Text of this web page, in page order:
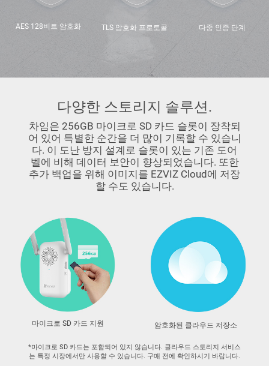
AES 128비트 암호화 TLS 암호화 프로토콜 다중 인증 단계
다양한 스토리지 솔루션.
차임은 256GB 마이크로 SD 카드 슬롯이 장착되
어 있어 특별한 순간을 더 많이 기록할 수 있습니
다. 이 도난 방지 설계로 슬롯이 있는 기존 도어
벨에 비해 데이터 보안이 향상되었습니다. 또한
추가 백업을 위해 이미지를 EZVIZ Cloud에 저장
할 수도 있습니다.
마이크로 SD 카드 지원 암호화된 클라우드 저장소
*마이크로 SD 카드는 포함되어 있지 않습니다. 클라우드 스토리지 서비스
는 특정 시장에서만 사용할 수 있습니다. 구매 전에 확인하시기 바랍니다.